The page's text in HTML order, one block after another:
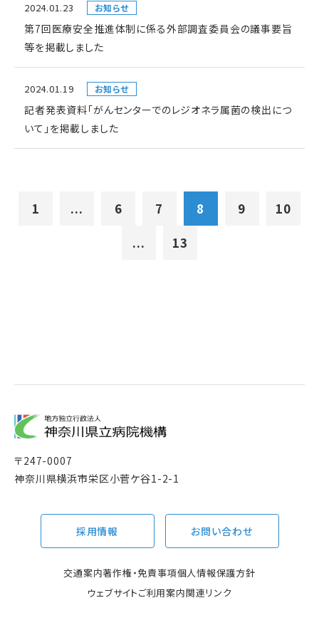
2024.01.23 お知らせ
第7回医療安全推進体制に係る外部調査委員会の議事要旨
等を掲載しました
2024.01.19 お知らせ
記者発表資料「がんセンターでのレジオネラ属菌の検出につ
いて」を掲載しました
1 ... 6 7 8 9
10
...
13
〒247-0007
神奈川県横浜市栄区小菅ケ谷1-2-1
採用情報 お問い合わせ
交通案内著作権・免責事項個人情報保護方針
ウェブサイトご利用案内関連リンク